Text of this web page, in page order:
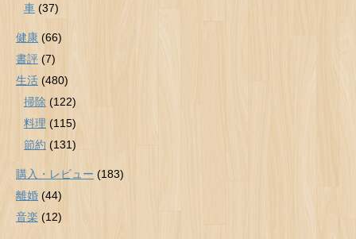
車 (37)
健康 (66)
書評 (7)
生活 (480)
掃除 (122)
料理 (115)
節約 (131)
購入・レビュー (183)
離婚 (44)
音楽 (12)